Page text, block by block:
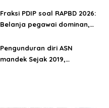
Fraksi PDIP soal RAPBD 2026:
Belanja pegawai dominan,
Pengunduran diri ASN
mandek Sejak 2019,